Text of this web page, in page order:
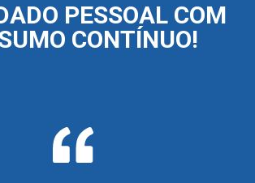
PESSOAL COM
CONTÍNUO!